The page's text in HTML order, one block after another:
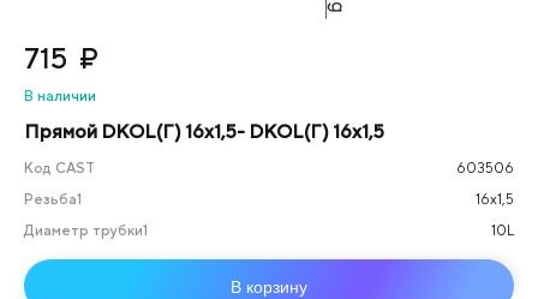
715 ₽
В наличии
Прямой DKOL(Г) 16х1,5- DKOL(Г) 16х1,5
Код CAST
603506
Резьба1
16х1,5
Диаметр трубки1
10L
В корзину